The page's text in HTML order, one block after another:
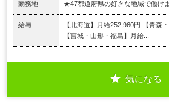
勤務地 ★47都道府県の好きな地域で働け
給与
【北海道】月給252,960円 【青森
【宮城・山形・福島】月給...
気になる